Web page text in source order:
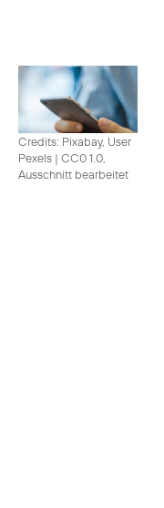
Credits: Pixabay, User
Pexels | CC0 1.0,
Ausschnitt bearbeitet